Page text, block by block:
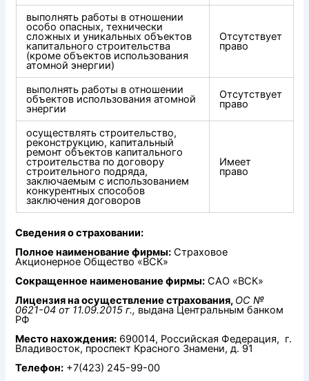
выполнять работы в отношении
особо опасных, технически
сложных и уникальных объектов
капитального строительства
(кроме объектов использования
атомной энергии)
Отсутствует
право
выполнять работы в отношении
объектов использования атомной
энергии
Отсутствует
право
осуществлять строительство,
реконструкцию, капитальный
ремонт объектов капитального
строительства по договору
строительного подряда,
заключаемым с использованием
конкурентных способов
заключения договоров
Имеет
право
Сведения о страховании:
Полное наименование фирмы: Страховое
Акционерное Общество «ВСК»
Сокращенное наименование фирмы: САО «ВСК»
Лицензия на осуществление страхования, ОС №
0621-04 от 11.09.2015 г., выдана Центральным банком
РФ
Место нахождения: 690014, Российская Федерация, г.
Владивосток, проспект Красного Знамени, д. 91
Телефон: +7(423) 245-99-00